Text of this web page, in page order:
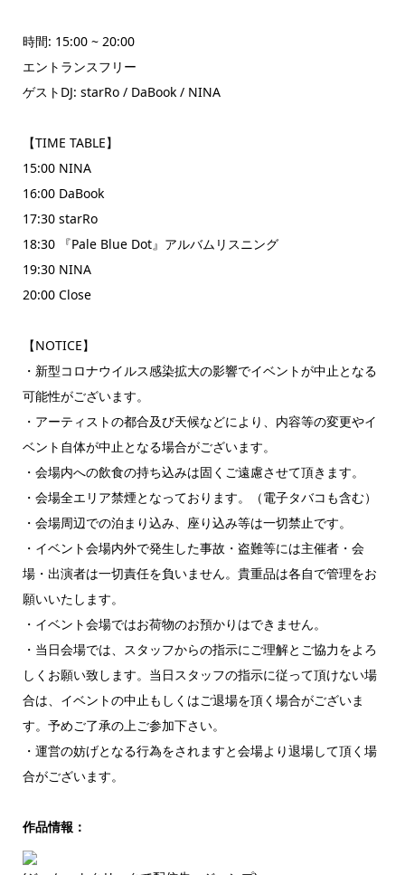
時間: 15:00 ~ 20:00
エントランスフリー
ゲストDJ: starRo / DaBook / NINA
【TIME TABLE】
15:00 NINA
16:00 DaBook
17:30 starRo
18:30 『Pale Blue Dot』アルバムリスニング
19:30 NINA
20:00 Close
【NOTICE】
・新型コロナウイルス感染拡大の影響でイベントが中止となる
可能性がございます。
・アーティストの都合及び天候などにより、内容等の変更やイ
ベント自体が中止となる場合がございます。
・会場内への飲食の持ち込みは固くご遠慮させて頂きます。
・会場全エリア禁煙となっております。（電子タバコも含む）
・会場周辺での泊まり込み、座り込み等は一切禁止です。
・イベント会場内外で発生した事故・盗難等には主催者・会
場・出演者は一切責任を負いません。貴重品は各自で管理をお
願いいたします。
・イベント会場ではお荷物のお預かりはできません。
・当日会場では、スタッフからの指示にご理解とご協力をよろ
しくお願い致します。当日スタッフの指示に従って頂けない場
合は、イベントの中止もしくはご退場を頂く場合がございま
す。予めご了承の上ご参加下さい。
・運営の妨げとなる行為をされますと会場より退場して頂く場
合がございます。
作品情報：